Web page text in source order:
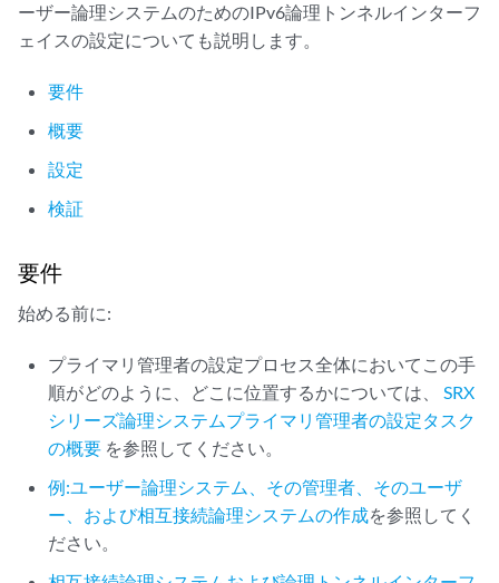
ーザー論理システムのためのIPv6論理トンネルインターフ
ェイスの設定についても説明します。
要件
概要
設定
検証
要件
始める前に:
プライマリ管理者の設定プロセス全体においてこの手
順がどのように、どこに位置するかについては、SRX
シリーズ論理システムプライマリ管理者の設定タスク
の概要 を参照してください。
例:ユーザー論理システム、その管理者、そのユーザ
ー、および相互接続論理システムの作成を参照してく
ださい。